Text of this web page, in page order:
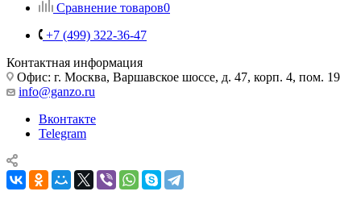
Сравнение товаров0
+7 (499) 322-36-47
Контактная информация
Офис: г. Москва, Варшавское шоссе, д. 47, корп. 4, пом. 19
info@ganzo.ru
Вконтакте
Telegram